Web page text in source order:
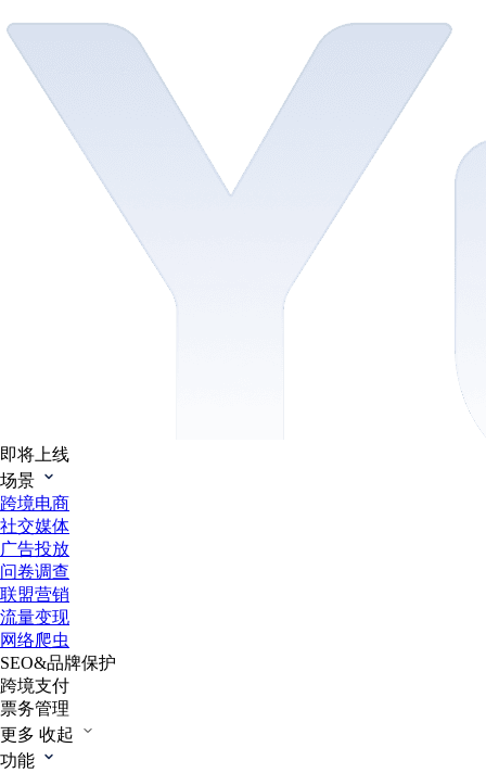
即将上线
场景
跨境电商
社交媒体
广告投放
问卷调查
联盟营销
流量变现
网络爬虫
SEO&品牌保护
跨境支付
票务管理
更多 收起
功能